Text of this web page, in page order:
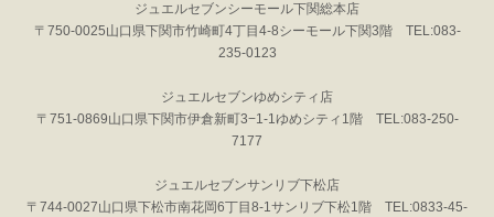
ジュエルセブンシーモール下関総本店
〒750-0025山口県下関市竹崎町4丁目4-8シーモール下関3階 TEL:083-
235-0123
ジュエルセブンゆめシティ店
〒751-0869山口県下関市伊倉新町3−1-1ゆめシティ1階 TEL:083-250-
7177
ジュエルセブンサンリブ下松店
〒744-0027山口県下松市南花岡6丁目8-1サンリブ下松1階 TEL:0833-45-